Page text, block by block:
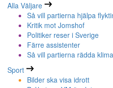
Alla Väljare
Så vill partierna hjälpa
Kritik mot Jomshof
Politiker reser i Sverige
Färre assistenter
Så vill partierna rädda
Sport
Bilder ska visa idrott